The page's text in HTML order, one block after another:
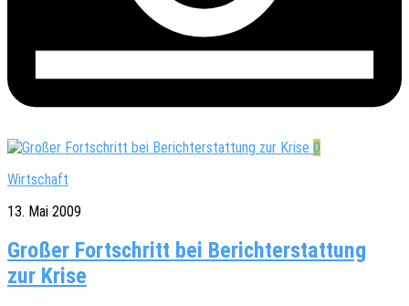
0
Wirtschaft
13. Mai 2009
Großer Fortschritt bei Berichterstattung
zur Krise